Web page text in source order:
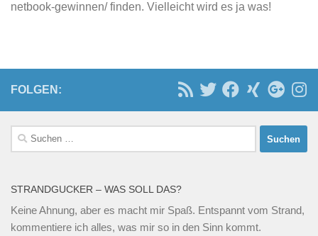
netbook-gewinnen/ finden. Vielleicht wird es ja was!
FOLGEN:
Suchen
nach:
STRANDGUCKER – WAS SOLL DAS?
Keine Ahnung, aber es macht mir Spaß. Entspannt vom Strand,
kommentiere ich alles, was mir so in den Sinn kommt.